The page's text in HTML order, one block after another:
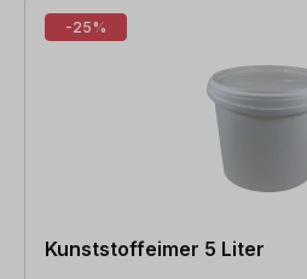
-25%
Kunststoffeimer 5 Liter